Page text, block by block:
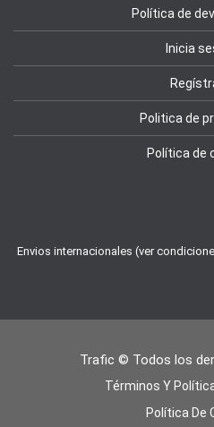
Política de
Inicia
Politica de
Política de
Envios internacionales (ver
Trafic © Todos los
Términos Y
Política De